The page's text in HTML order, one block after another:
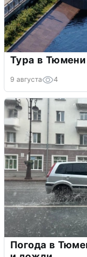
Тура в
9 августа 4
Погода в